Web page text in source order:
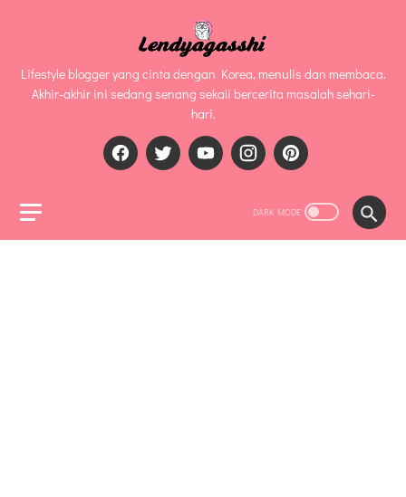
Lifestyle blogger yang cinta dengan Korea, menulis dan membaca.
Akhir-akhir ini sedang senang sekali bercerita masalah sehari-
hari.